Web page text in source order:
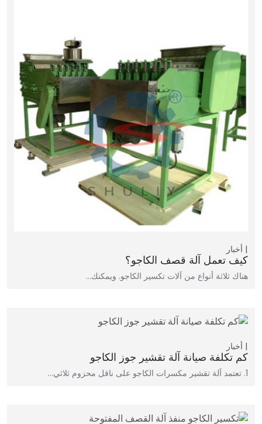
أخبار
كيف تعمل آلة قصف الكاجو؟
هناك ثلاثة أنواع من آلات تكسير الكاجو. ويمكنك…
أخبار
كم تكلفة صيانة آلة تقشير جوز الكاجو
1. تعتمد آلة تقشير مكسرات الكاجو على ناقل محزوم ثلاثي…